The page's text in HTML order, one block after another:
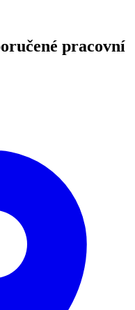
pracovní